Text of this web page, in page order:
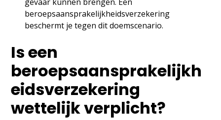
beroepsaansprakelijkheidsverzekering
beschermt je tegen dit doemscenario.
Is een
beroepsaansprakelijkh
eidsverzekering
wettelijk verplicht?